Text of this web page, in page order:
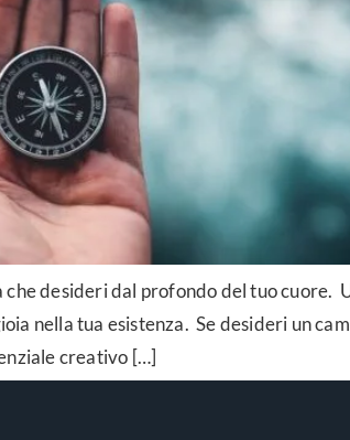
desideri dal profondo del tuo cuore.
nella tua esistenza. Se desideri un
creativo […]